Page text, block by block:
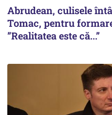
Abrudean, culisele
Tomac, pentru
”Realitatea este că...”